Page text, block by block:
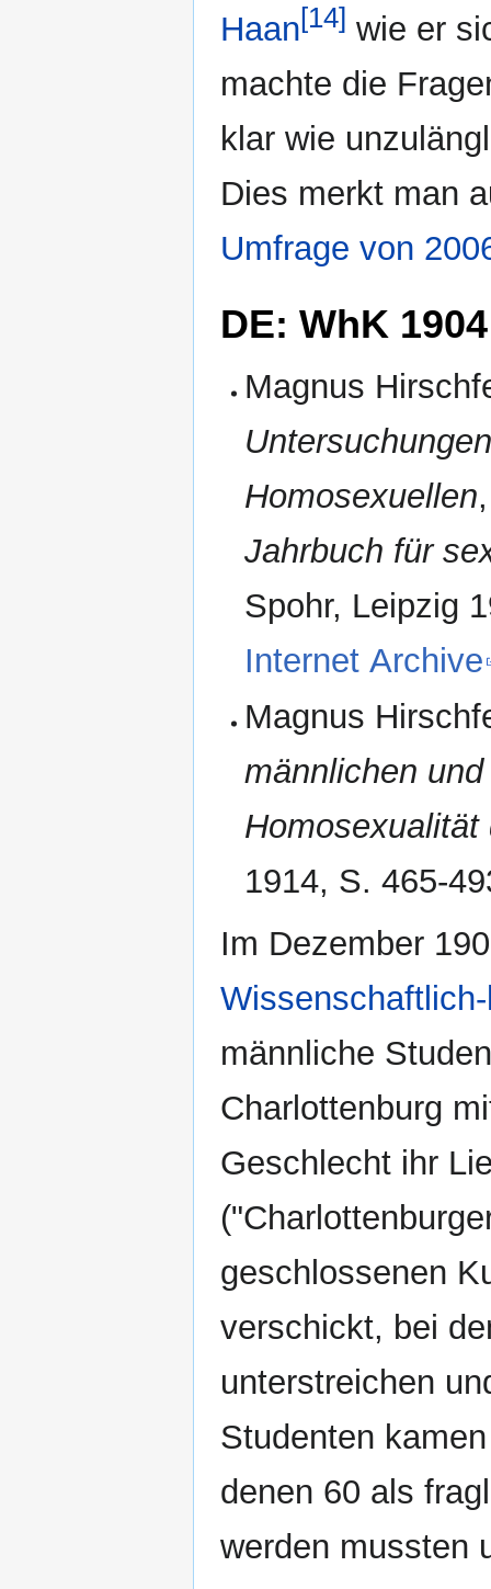
Haan[14] wie er
machte die
klar wie
Dies merkt man
Umfrage von
DE: WhK 1904
Magnus
Homosexuellen
Jahrbuch für
Spohr, Leipzig
Internet Archive
Magnus
männlichen
1914, S. 465-
Im Dezember
männliche
Charlottenburg
Geschlecht ihr
geschlossenen
verschickt, bei
unterstreichen
Studenten
denen 60 als
werden mussten